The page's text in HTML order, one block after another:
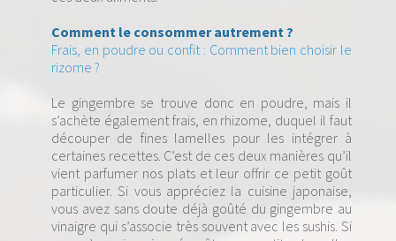
Comment le consommer autrement ?
Frais, en poudre ou confit : Comment bien choisir le
rizome ?
Le gingembre se trouve donc en poudre, mais il
s’achète également frais, en rhizome, duquel il faut
découper de fines lamelles pour les intégrer à
certaines recettes. C’est de ces deux manières qu’il
vient parfumer nos plats et leur offrir ce petit goût
particulier. Si vous appréciez la cuisine japonaise,
vous avez sans doute déjà goûté du gingembre au
vinaigre qui s’associe très souvent avec les sushis. Si